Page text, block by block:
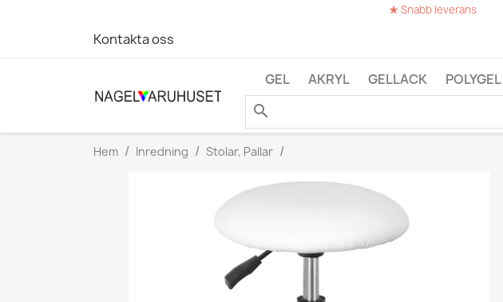
★Snabb leverans
Kontakta oss
GEL AKRYL GELLACK POLYGEL
search
Hem Inredning Stolar, Pallar